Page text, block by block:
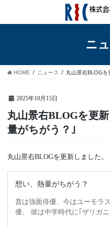
テ
ス
ゲ
ン
ニ
HOME ニュース 丸山景右BLOGを
2025年10月15日
丸山景右BLOGを更新しました。｢想い、熱
量がちがう？｣
丸山景右BLOGを更新しました。